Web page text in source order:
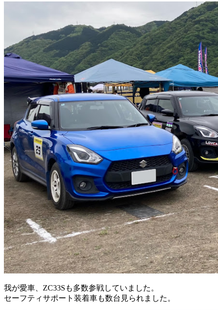
我が愛車、ZC33Sも多数参戦していました。
セーフティサポート装着車も数台見られました。